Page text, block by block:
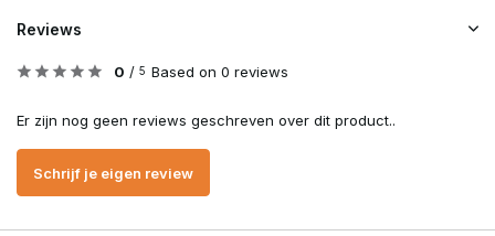
Reviews
0 / 5 Based on 0 reviews
Er zijn nog geen reviews geschreven over dit product..
Schrijf je eigen review